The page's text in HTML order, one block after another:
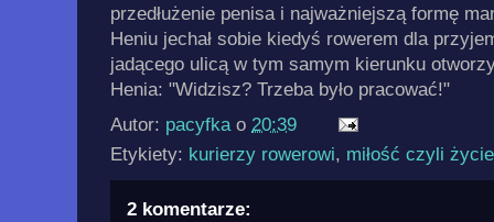
przedłużenie penisa i najważniejszą formę
Heniu jechał sobie kiedyś rowerem dla
jadącego ulicą w tym samym kierunku
Henia: "Widzisz? Trzeba było pracować!"
Autor: pacyfka o 20:39
Etykiety: kurierzy rowerowi, miłość czyli życie
2 komentarze: